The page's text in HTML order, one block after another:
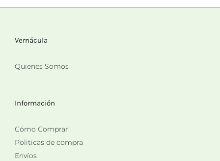
Vernácula
Quienes Somos
Información
Cómo Comprar
Politicas de compra
Envíos